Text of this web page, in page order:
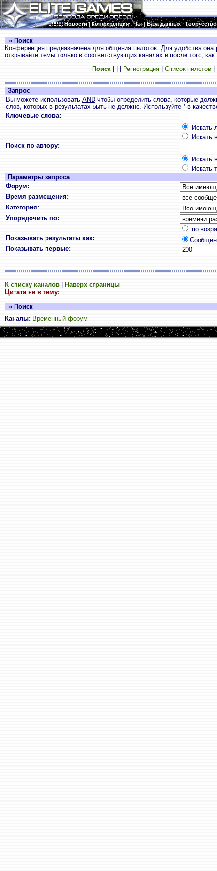
Новости|Конференция|Чат|База данных|Творчество
» Поиск
Конференция предназначена для общения пилотов. Для удобства
открывайте темы только в соответствующих каналах и после того,
Поиск
Регистрация Список пилотов
Запрос
Вы можете использовать AND чтобы определить слова, которые
слов, которых в результатах быть не должно. Используйте * в
Ключевые слова:
Искать
Искать
Поиск по автору:
Искать
Искать
Параметры запроса
Форум:
Время размещения:
Категория:
Упорядочить по:
по
Показывать результаты как:
Показывать первые:
К списку каналов
Наверх страницы
Цитата не в тему:
» Поиск
Каналы: Временный форум